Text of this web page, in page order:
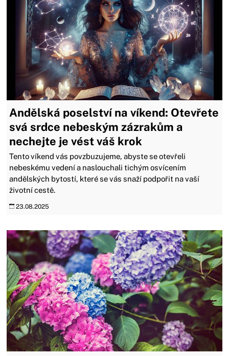
Andělská poselství na víkend: Otevřete
svá srdce nebeským zázrakům a
nechejte je vést váš krok
Tento víkend vás povzbuzujeme, abyste se otevřeli
nebeskému vedení a naslouchali tichým osvícením
andělských bytostí, které se vás snaží podpořit na vaší
životní cestě.
23.08.2025